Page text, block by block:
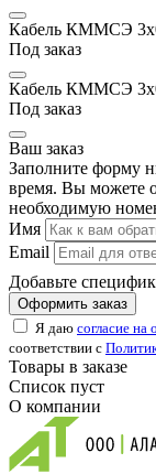
Кабель КММСЭ
Под заказ
Кабель КММСЭ
Под заказ
Ваш заказ
Заполните форму
время. Вы можете
необходимую
Имя
Email
Добавьте
Оформить заказ
Я даю согласие
соответствии с
Товары в заказе
Список пуст
О компании